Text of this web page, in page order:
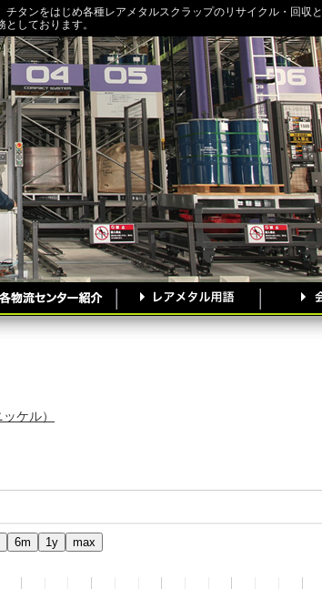
タンをはじめ各種レアメタルスクラップのリサイクル・回収と
しております。
ケル）